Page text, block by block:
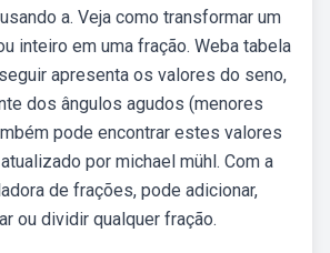
a. Veja como transformar um
inteiro em uma fração. Weba tabela
apresenta os valores do seno,
dos ângulos agudos (menores
pode encontrar estes valores
por michael mühl. Com a
de frações, pode adicionar,
ou dividir qualquer fração.